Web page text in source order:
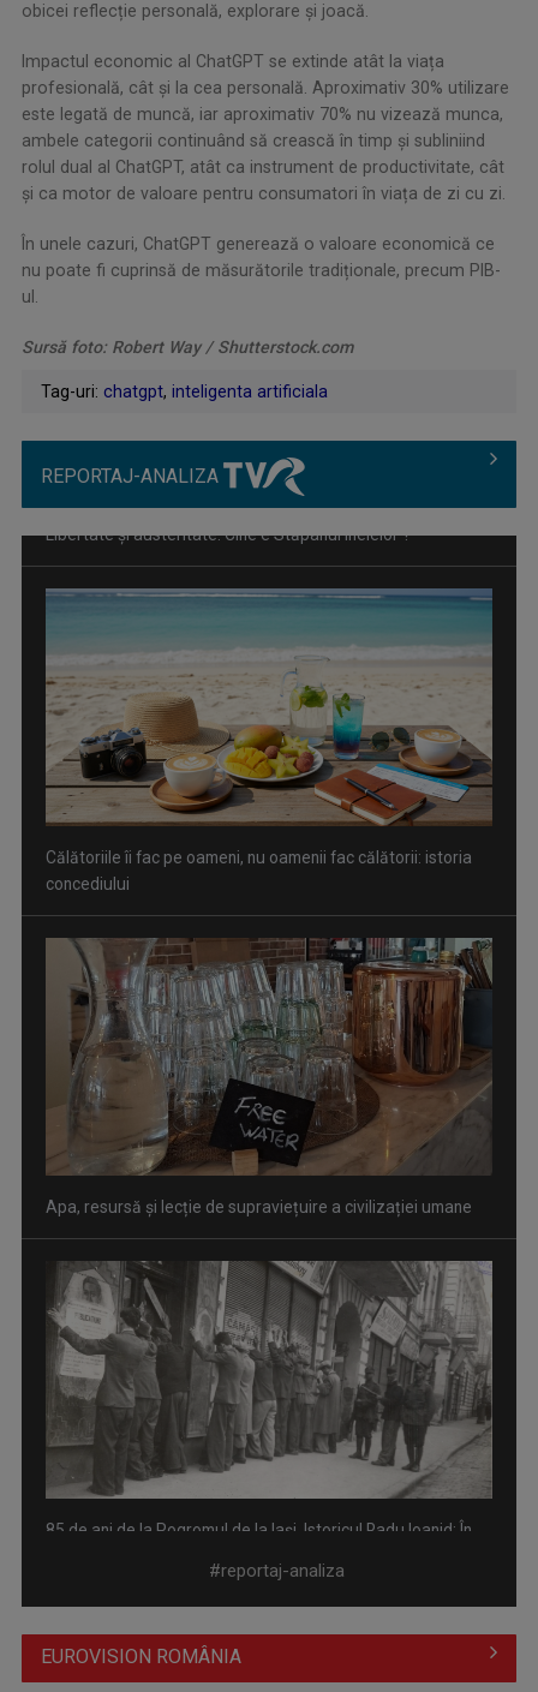
obicei reflecție personală, explorare și joacă.
Impactul economic al ChatGPT se extinde atât la viața
profesională, cât și la cea personală. Aproximativ 30% utilizare
este legată de muncă, iar aproximativ 70% nu vizează munca,
ambele categorii continuând să crească în timp și subliniind
rolul dual al ChatGPT, atât ca instrument de productivitate, cât
și ca motor de valoare pentru consumatori în viața de zi cu zi.
În unele cazuri, ChatGPT generează o valoare economică ce
nu poate fi cuprinsă de măsurătorile tradiționale, precum PIB-
ul.
Sursă foto: Robert Way / Shutterstock.com
Tag-uri: chatgpt, inteligenta artificiala
REPORTAJ-ANALIZA
Călătoriile îi fac pe oameni, nu oamenii fac călătorii: istoria
concediului
Apa, resursă și lecție de supraviețuire a civilizației umane
85 de ani de la Pogromul de la Iași. Istoricul Radu Ioanid: În
România, ...
EUROVISION ROMÂNIA